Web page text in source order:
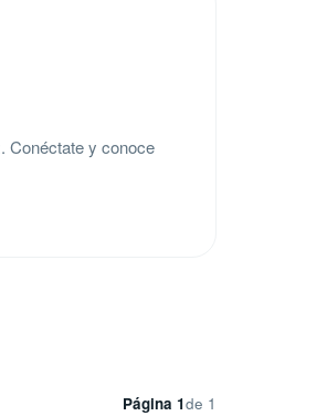
Conéctate y conoce
Página 1de 1